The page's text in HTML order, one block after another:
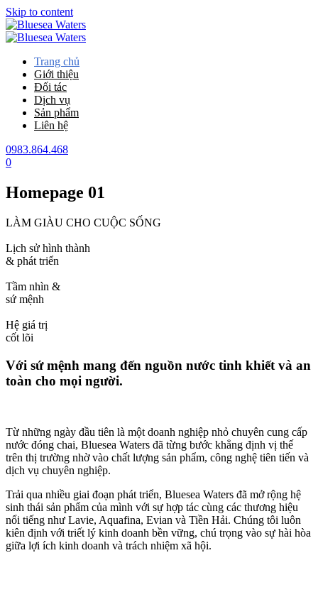
Skip to content
Trang chủ
Giới thiệu
Đối tác
Dịch vụ
Sản phẩm
Liên hệ
0983.864.468
0
Homepage 01
LÀM GIÀU CHO CUỘC SỐNG
Lịch sử hình thành
& phát triển
Tầm nhìn &
sứ mệnh
Hệ giá trị
cốt lõi
Với sứ mệnh mang đến nguồn nước tinh khiết và an
toàn cho mọi người.
Từ những ngày đầu tiên là một doanh nghiệp nhỏ chuyên cung cấp
nước đóng chai, Bluesea Waters đã từng bước khẳng định vị thế
trên thị trường nhờ vào chất lượng sản phẩm, công nghệ tiên tiến và
dịch vụ chuyên nghiệp.
Trải qua nhiều giai đoạn phát triển, Bluesea Waters đã mở rộng hệ
sinh thái sản phẩm của mình với sự hợp tác cùng các thương hiệu
nổi tiếng như Lavie, Aquafina, Evian và Tiền Hải. Chúng tôi luôn
kiên định với triết lý kinh doanh bền vững, chú trọng vào sự hài hòa
giữa lợi ích kinh doanh và trách nhiệm xã hội.